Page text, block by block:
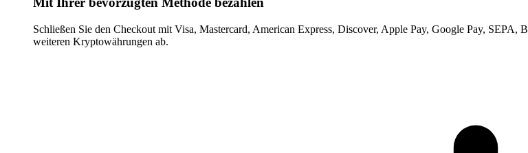
Schließen Sie den Checkout mit Visa, Mastercard, American Express, Discover, Apple Pay, Google Pay,
weiteren Kryptowährungen ab.